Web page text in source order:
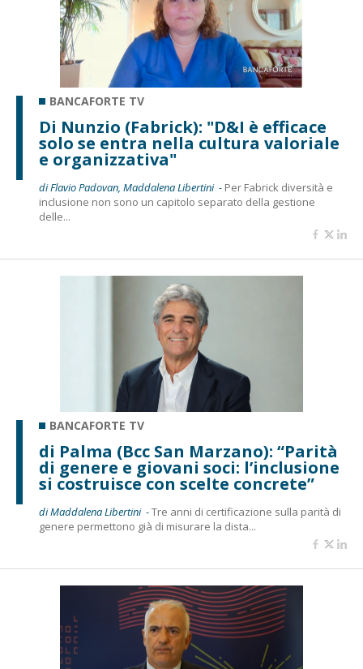
BANCAFORTE TV
Di Nunzio (Fabrick): "D&I è efficace
solo se entra nella cultura valoriale
e organizzativa"
di Flavio Padovan, Maddalena Libertini - Per Fabrick diversità e
inclusione non sono un capitolo separato della gestione
delle...
BANCAFORTE TV
di Palma (Bcc San Marzano): “Parità
di genere e giovani soci: l’inclusione
si costruisce con scelte concrete”
di Maddalena Libertini -Tre anni di certificazione sulla parità di
genere permettono già di misurare la dista...